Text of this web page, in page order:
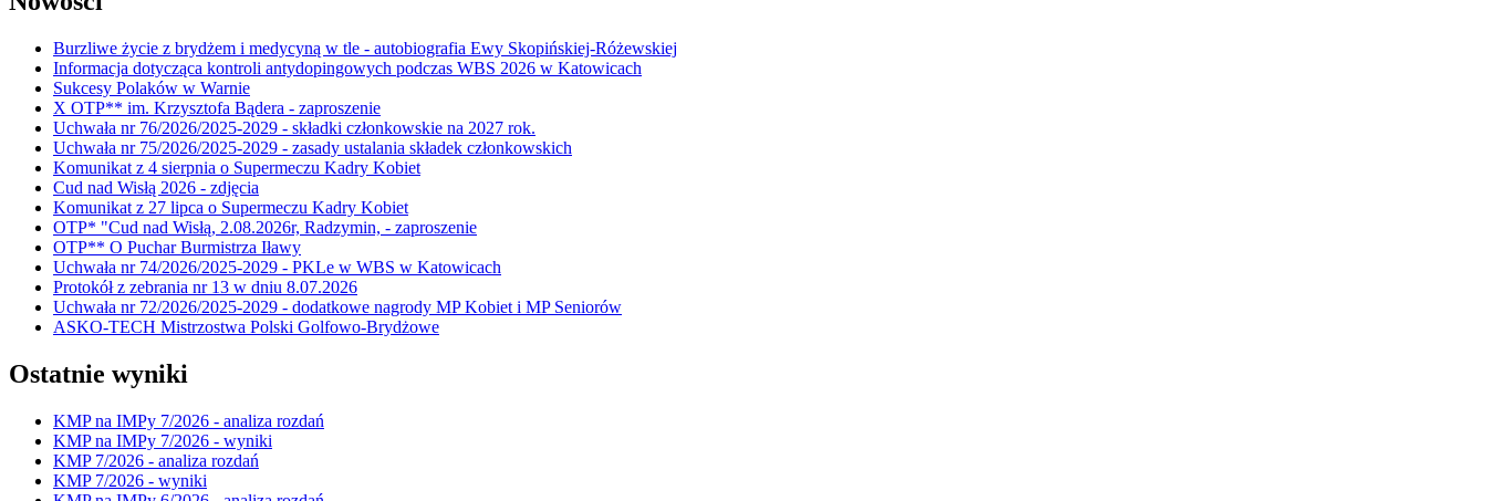
Burzliwe życie z brydżem i medycyną w tle - autobiografia Ewy Skopińskiej-Różewskiej
Informacja dotycząca kontroli antydopingowych podczas WBS 2026 w Katowicach
Sukcesy Polaków w Warnie
X OTP** im. Krzysztofa Bądera - zaproszenie
Uchwała nr 76/2026/2025-2029 - składki członkowskie na 2027 rok.
Uchwała nr 75/2026/2025-2029 - zasady ustalania składek członkowskich
Komunikat z 4 sierpnia o Supermeczu Kadry Kobiet
Cud nad Wisłą 2026 - zdjęcia
Komunikat z 27 lipca o Supermeczu Kadry Kobiet
OTP* "Cud nad Wisłą, 2.08.2026r, Radzymin, - zaproszenie
OTP** O Puchar Burmistrza Iławy
Uchwała nr 74/2026/2025-2029 - PKLe w WBS w Katowicach
Protokół z zebrania nr 13 w dniu 8.07.2026
Uchwała nr 72/2026/2025-2029 - dodatkowe nagrody MP Kobiet i MP Seniorów
ASKO-TECH Mistrzostwa Polski Golfowo-Brydżowe
Ostatnie wyniki
KMP na IMPy 7/2026 - analiza rozdań
KMP na IMPy 7/2026 - wyniki
KMP 7/2026 - analiza rozdań
KMP 7/2026 - wyniki